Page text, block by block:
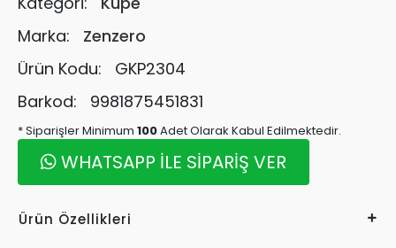
Marka:
Zenzero
Ürün Kodu:
GKP2304
Barkod:
9981875451831
* Siparişler Minimum 100Adet Olarak Kabul Edilmektedir.
WHATSAPP İLE SİPARİŞ VER
Ürün Özellikleri